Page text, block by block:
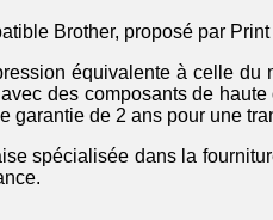
Brother, proposé par
équivalente à celle
des composants de
de 2 ans pour une
spécialisée dans la